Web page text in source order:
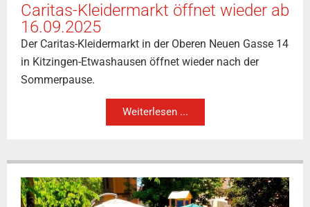
Caritas-Kleidermarkt öffnet wieder ab
16.09.2025
Der Caritas-Kleidermarkt in der Oberen Neuen Gasse 14
in Kitzingen-Etwashausen öffnet wieder nach der
Sommerpause.
Weiterlesen ...